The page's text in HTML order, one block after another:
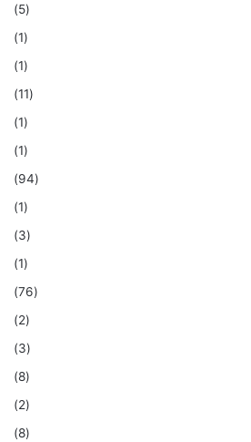
(5)
(1)
(1)
(11)
(1)
(1)
(94)
(1)
(3)
(1)
(76)
(2)
(3)
(8)
(2)
(8)